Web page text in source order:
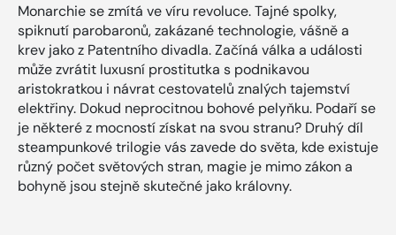
Monarchie se zmítá ve víru revoluce. Tajné spolky,
spiknutí parobaronů, zakázané technologie, vášně a
krev jako z Patentního divadla. Začíná válka a události
může zvrátit luxusní prostitutka s podnikavou
aristokratkou i návrat cestovatelů znalých tajemství
elektřiny. Dokud neprocitnou bohové pelyňku. Podaří se
je některé z mocností získat na svou stranu? Druhý díl
steampunkové trilogie vás zavede do světa, kde existuje
různý počet světových stran, magie je mimo zákon a
bohyně jsou stejně skutečné jako královny.